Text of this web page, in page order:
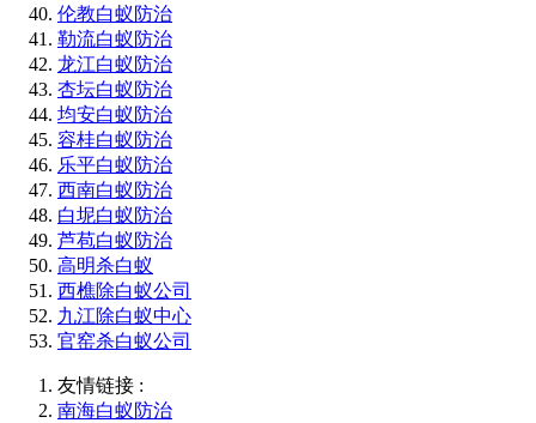
伦教白蚁防治
勒流白蚁防治
龙江白蚁防治
杏坛白蚁防治
均安白蚁防治
容桂白蚁防治
乐平白蚁防治
西南白蚁防治
白坭白蚁防治
芦苞白蚁防治
高明杀白蚁
西樵除白蚁公司
九江除白蚁中心
官窑杀白蚁公司
友情链接 :
南海白蚁防治